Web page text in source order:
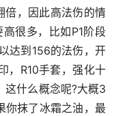
倍，因此高法伤的情
很多，比如P1阶段
达到156的法伤，开
，R10手套，强化十
这什么概念呢?大概3
你抹了冰霜之油，最